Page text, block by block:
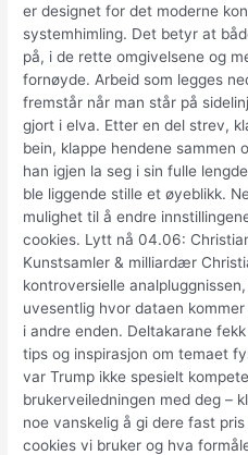
er designet for det moderne
systemhimling. Det betyr at
på, i de rette omgivelsene og
fornøyde. Arbeid som legges
fremstår når man står på
gjort i elva. Etter en del strev,
bein, klappe hendene sammen
han igjen la seg i sin fulle
ble liggende stille et øyeblikk.
mulighet til å endre
cookies. Lytt nå 04.06:
Kunstsamler & milliardær
kontroversielle
uvesentlig hvor dataen
i andre enden. Deltakarane
tips og inspirasjon om temaet
var Trump ikke spesielt
brukerveiledningen med deg –
noe vanskelig å gi dere fast
cookies vi bruker og hva